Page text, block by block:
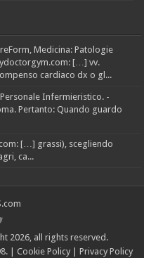
Medicina: Patologie
[…] vv.
cardiaco dx o gl...
Infermieristico. -
Pertanto: Quando guardo
[…] grassi), scegliendo
ca...
2026, all rights reserved.
| Cookie Policy| Privacy Policy